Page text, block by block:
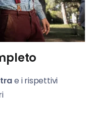
e i rispettivi